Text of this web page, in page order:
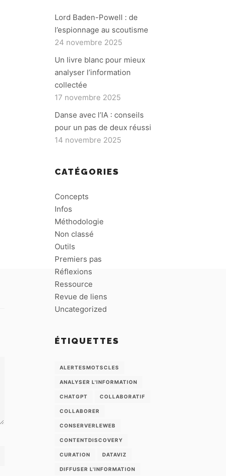
Lord Baden-Powell : de
l’espionnage au scoutisme
24 novembre 2025
Un livre blanc pour mieux
analyser l’information
collectée
17 novembre 2025
Danse avec l’IA : conseils
pour un pas de deux réussi
14 novembre 2025
CATÉGORIES
Concepts
Infos
Méthodologie
Non classé
Outils
Premiers pas
Réflexions
Ressource
Revue de liens
Uncategorized
ÉTIQUETTES
ALERTESMOTSCLES
ANALYSER L'INFORMATION
CHATGPT COLLABORATIF
COLLABORER
CONSERVERLEWEB
CONTENTDISCOVERY
CURATION DATAVIZ
DIFFUSER L'INFORMATION